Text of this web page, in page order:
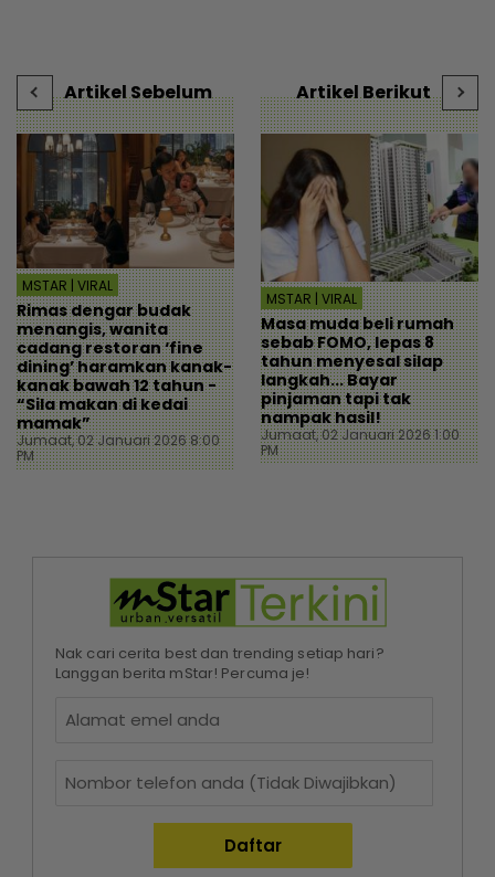
Artikel Sebelum
MSTAR | VIRAL
Rimas dengar budak
menangis, wanita
cadang restoran ‘fine
dining’ haramkan kanak-
kanak bawah 12 tahun -
“Sila makan di kedai
mamak”
Jumaat, 02 Januari 2026 8:00
PM
Artikel Berikut
MSTAR | VIRAL
Masa muda beli rumah
sebab FOMO, lepas 8
tahun menyesal silap
langkah... Bayar
pinjaman tapi tak
nampak hasil!
Jumaat, 02 Januari 2026 1:00
PM
Nak cari cerita best dan trending setiap hari?
Langgan berita mStar! Percuma je!